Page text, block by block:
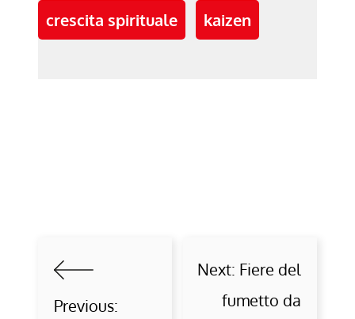
crescita spirituale kaizen
Previous:
Next: Fiere del
fumetto da